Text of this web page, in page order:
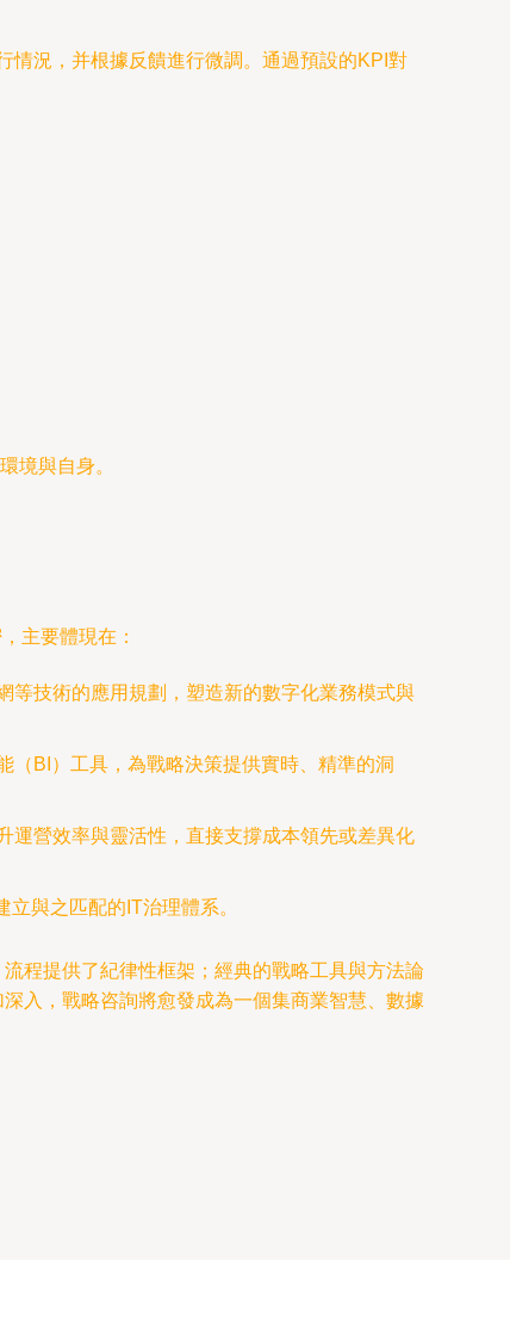
情況，并根據反饋進行微調。通過預設的KPI對
境與自身。
主要體現在：
等技術的應用規劃，塑造新的數字化業務模式與
（BI）工具，為戰略決策提供實時、精準的洞
運營效率與靈活性，直接支撐成本領先或差異化
與之匹配的IT治理體系。
程提供了紀律性框架；經典的戰略工具與方法論
入，戰略咨詢將愈發成為一個集商業智慧、數據